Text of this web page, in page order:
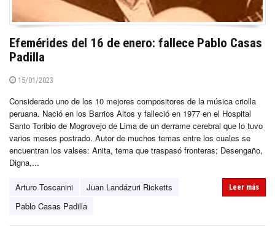
Efemérides del 16 de enero: fallece Pablo Casas
Padilla
15/01/2023
Considerado uno de los 10 mejores compositores de la música criolla
peruana. Nació en los Barrios Altos y falleció en 1977 en el Hospital
Santo Toribio de Mogrovejo de Lima de un derrame cerebral que lo tuvo
varios meses postrado. Autor de muchos temas entre los cuales se
encuentran los valses: Anita, tema que traspasó fronteras; Desengaño,
Digna,...
Arturo Toscanini
Juan Landázuri Ricketts
Pablo Casas Padilla
Leer más